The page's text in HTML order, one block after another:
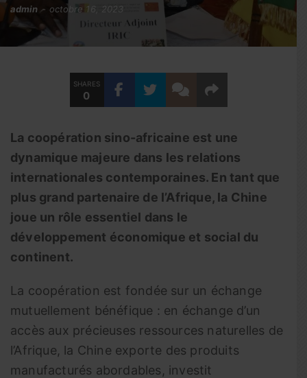
admin octobre 16, 2023
SHARES
0
La coopération sino-africaine est une
dynamique majeure dans les relations
internationales contemporaines. En tant que
plus grand partenaire de l’Afrique, la Chine
joue un rôle essentiel dans le
développement économique et social du
continent.
La coopération est fondée sur un échange
mutuellement bénéfique : en échange d’un
accès aux précieuses ressources naturelles de
l’Afrique, la Chine exporte des produits
manufacturés abordables, investit